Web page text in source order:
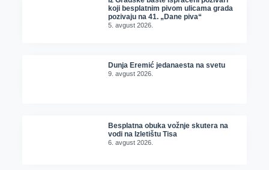
koji besplatnim pivom ulicama grada
pozivaju na 41. „Dane piva“
5. avgust 2026.
Dunja Eremić jedanaesta na svetu
9. avgust 2026.
Besplatna obuka vožnje skutera na
vodi na Izletištu Tisa
6. avgust 2026.